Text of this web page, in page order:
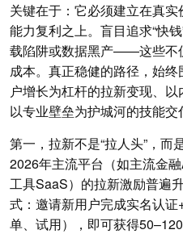
关键在于：它必须建立在真
能力复利之上。盲目追求“快
载陷阱或数据黑产——这些不
成本。真正稳健的路径，始
户增长为杠杆的拉新变现、以
以专业壁垒为护城河的技能交
第一，拉新不是“拉人头”，而
2026年主流平台（如主流金
工具SaaS）的拉新激励普遍
式：邀请新用户完成实名认
单、试用），即可获得